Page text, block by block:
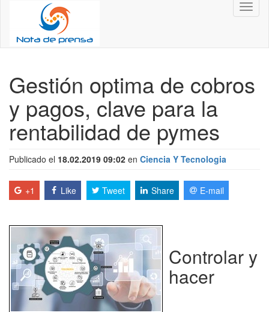
Gestión optima de cobros
y pagos, clave para la
rentabilidad de pymes
Publicado el 18.02.2019 09:02 en Ciencia Y Tecnologia
+1 Like Tweet Share E-mail
Controlar y
hacer